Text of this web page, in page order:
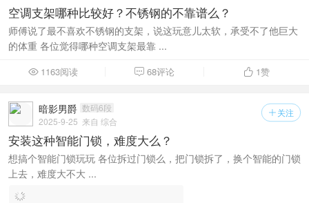
空调支架哪种比较好？不锈钢的不靠谱么？
师傅说了最不喜欢不锈钢的支架，说这玩意儿太软，承受不了他巨大
的体重 各位觉得哪种空调支架最靠 ...
 1163阅读  68评论  1赞
 关注
暗影男爵 数码6段
2025-9-25 来自 综合
安装这种智能门锁，难度大么？
想搞个智能门锁玩玩 各位拆过门锁么，把门锁拆了，换个智能的门锁
上去，难度大不大 ...